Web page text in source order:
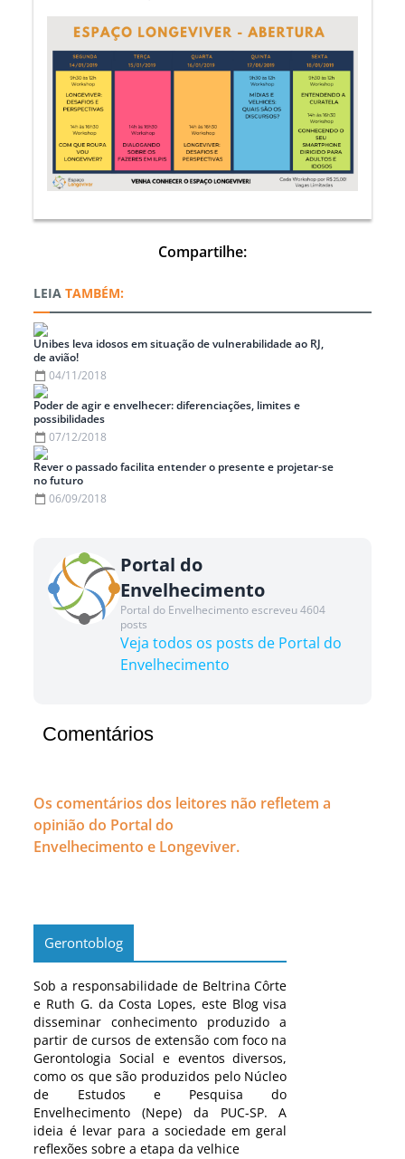
Compartilhe:
TAMBÉM:
Unibes leva idosos em situação de vulnerabilidade ao RJ,
de avião!
04/11/2018
Poder de agir e envelhecer: diferenciações, limites e
possibilidades
07/12/2018
Rever o passado facilita entender o presente e projetar-se
no futuro
06/09/2018
Portal do
Envelhecimento
Portal do Envelhecimento escreveu 4604
posts
Veja todos os posts de Portal do
Envelhecimento
Comentários
Os comentários dos leitores não refletem a
opinião do Portal do
Envelhecimento e Longeviver.
Gerontoblog
Sob a responsabilidade de Beltrina Côrte
e Ruth G. da Costa Lopes, este Blog visa
disseminar conhecimento produzido a
partir de cursos de extensão com foco na
Gerontologia Social e eventos diversos,
como os que são produzidos pelo Núcleo
de Estudos e Pesquisa do
Envelhecimento (Nepe) da PUC-SP. A
ideia é levar para a sociedade em geral
reflexões sobre a etapa da velhice